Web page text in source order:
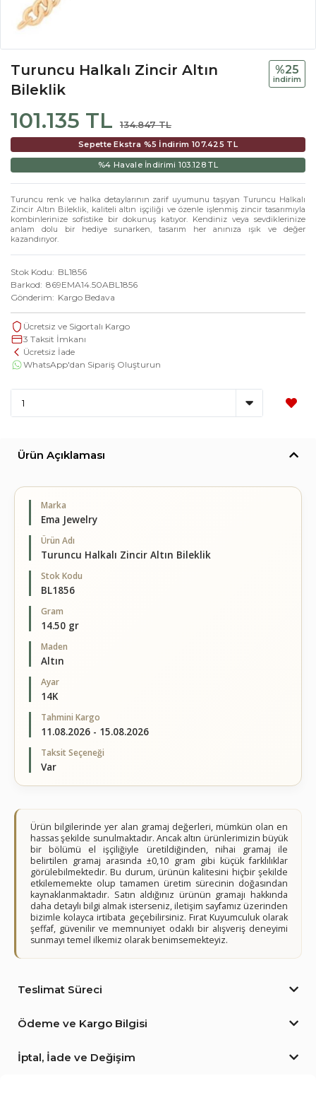
Turuncu Halkalı Zincir Altın
Bileklik
101.135 TL 134.847 TL
%25
i̇ndi̇ri̇m
Sepette Ekstra %5 İndirim 107.425 TL
%4 Havale İndirimi 103.128 TL
Turuncu renk ve halka detaylarının zarif uyumunu taşıyan Turuncu Halkalı
Zincir Altın Bileklik, kaliteli altın işçiliği ve özenle işlenmiş zincir tasarımıyla
kombinlerinize sofistike bir dokunuş katıyor. Kendiniz veya sevdiklerinize
anlam dolu bir hediye sunarken, tasarım her anınıza ışık ve değer
kazandırıyor.
Stok Kodu
BL1856
Barkod 869EMA14.50ABL1856
Gönderim
Kargo Bedava
Ücretsiz ve Sigortalı Kargo
3 Taksit İmkanı
Ücretsiz İade
WhatsApp'dan Sipariş Oluşturun
Ürün Açıklaması
Marka
Ema Jewelry
Ürün Adı
Turuncu Halkalı Zincir Altın Bileklik
Stok Kodu
BL1856
Gram
14.50 gr
Maden
Altın
Ayar
14K
Tahmini Kargo
11.08.2026 - 15.08.2026
Taksit Seçeneği
Var
Ürün bilgilerinde yer alan gramaj değerleri, mümkün olan en
hassas şekilde sunulmaktadır. Ancak altın ürünlerimizin büyük
bir bölümü el işçiliğiyle üretildiğinden, nihai gramaj ile
belirtilen gramaj arasında ±0,10 gram gibi küçük farklılıklar
görülebilmektedir. Bu durum, ürünün kalitesini hiçbir şekilde
etkilememekte olup tamamen üretim sürecinin doğasından
kaynaklanmaktadır. Satın aldığınız ürünün gramajı hakkında
daha detaylı bilgi almak isterseniz, iletişim sayfamız üzerinden
bizimle kolayca irtibata geçebilirsiniz. Fırat Kuyumculuk olarak
şeffaf, güvenilir ve memnuniyet odaklı bir alışveriş deneyimi
sunmayı temel ilkemiz olarak benimsemekteyiz.
Teslimat Süreci
Ödeme ve Kargo Bilgisi
İptal, İade ve Değişim